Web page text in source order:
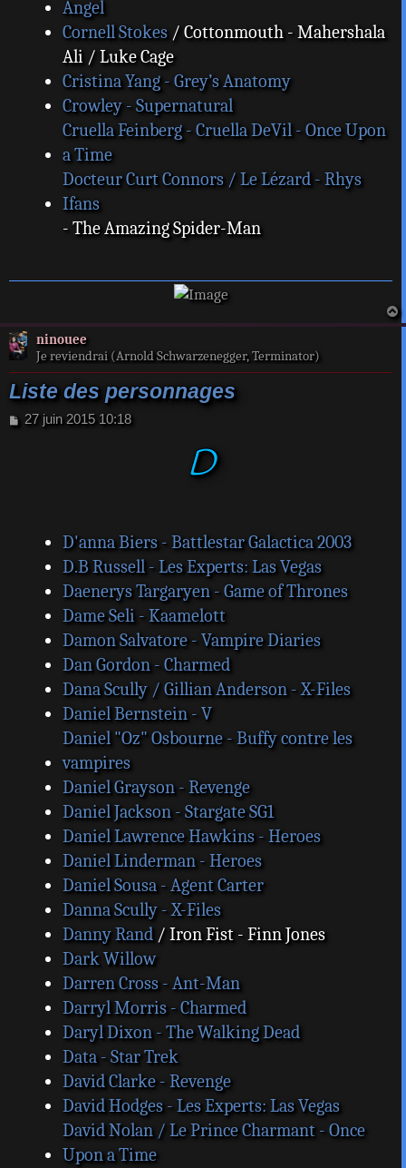
Angel
Cornell Stokes/ Cottonmouth - Mahershala
Ali / Luke Cage
Cristina Yang - Grey’s Anatomy
Crowley - Supernatural
Cruella Feinberg - Cruella DeVil - Once Upon
a Time
Docteur Curt Connors / Le Lézard - Rhys
Ifans
- The Amazing Spider-Man
a
ninouee
Je reviendrai (Arnold Schwarzenegger, Terminator)
Liste des personnages
M
27 juin 2015 10:18
D
D'anna Biers - Battlestar Galactica 2003
D.B Russell - Les Experts: Las Vegas
Daenerys Targaryen - Game of Thrones
Dame Seli - Kaamelott
Damon Salvatore - Vampire Diaries
Dan Gordon - Charmed
Dana Scully / Gillian Anderson - X-Files
Daniel Bernstein - V
Daniel "Oz" Osbourne - Buffy contre les
vampires
Daniel Grayson - Revenge
Daniel Jackson - Stargate SG1
Daniel Lawrence Hawkins - Heroes
Daniel Linderman - Heroes
Daniel Sousa - Agent Carter
Danna Scully - X-Files
Danny Rand/ Iron Fist - Finn Jones
Dark Willow
Darren Cross - Ant-Man
Darryl Morris - Charmed
Daryl Dixon - The Walking Dead
Data - Star Trek
David Clarke - Revenge
David Hodges - Les Experts: Las Vegas
David Nolan / Le Prince Charmant - Once
Upon a Time